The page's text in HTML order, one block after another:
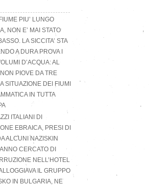
PIU’ LUNGO
NON E’ MAI STATO
LA SICCITA’ STA
A DURA PROVA I
D’ACQUA: AL
PIOVE DA TRE
SITUAZIONE DEI FIUMI
IN TUTTA
ITALIANI DI
EBRAICA, PRESI DI
ALCUNI NAZISKIN
CERCATO DI
NELL’HOTEL
IL GRUPPO
IN BULGARIA, NE